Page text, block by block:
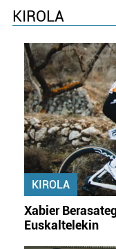
Webgune honek
zerbitzuak
baliatzen gara.
erabiltzeko baimen
irakurri
KIROLA
KIROLA
Xabier
Euskaltelekin